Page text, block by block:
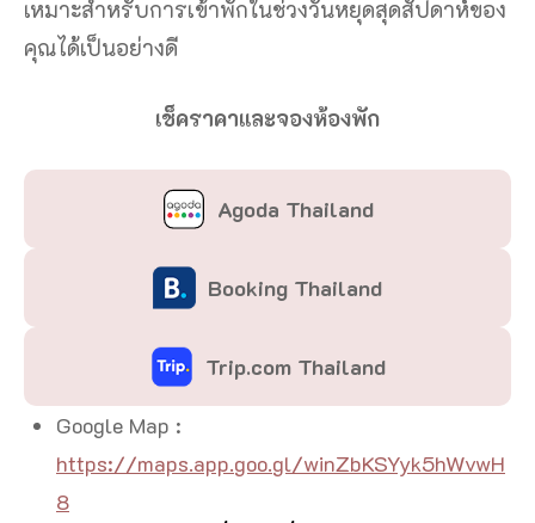
เหมาะสำหรับการเข้าพักในช่วงวันหยุดสุดสัปดาห์ของ
คุณได้เป็นอย่างดี
เช็คราคาและจองห้องพัก
Agoda Thailand
Booking Thailand
Trip.com Thailand
Google Map :
https://maps.app.goo.gl/winZbKSYyk5hWvwH
8